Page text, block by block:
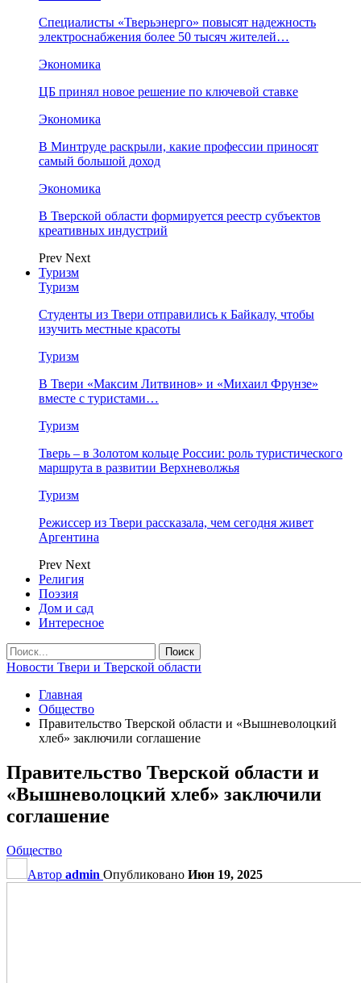
Специалисты «Тверьэнерго» повысят надежность
электроснабжения более 50 тысяч жителей…
Экономика
ЦБ принял новое решение по ключевой ставке
Экономика
В Минтруде раскрыли, какие профессии приносят
самый большой доход
Экономика
В Тверской области формируется реестр субъектов
креативных индустрий
Prev Next
Туризм
Туризм
Студенты из Твери отправились к Байкалу, чтобы
изучить местные красоты
Туризм
В Твери «Максим Литвинов» и «Михаил Фрунзе»
вместе с туристами…
Туризм
Тверь – в Золотом кольце России: роль туристического
маршрута в развитии Верхневолжья
Туризм
Режиссер из Твери рассказала, чем сегодня живет
Аргентина
Prev Next
Религия
Поэзия
Дом и сад
Интересное
Новости Твери и Тверской области
Главная
Общество
Правительство Тверской области и «Вышневолоцкий
хлеб» заключили соглашение
Правительство Тверской области и
«Вышневолоцкий хлеб» заключили
соглашение
Общество
Автор admin Опубликовано Июн 19, 2025